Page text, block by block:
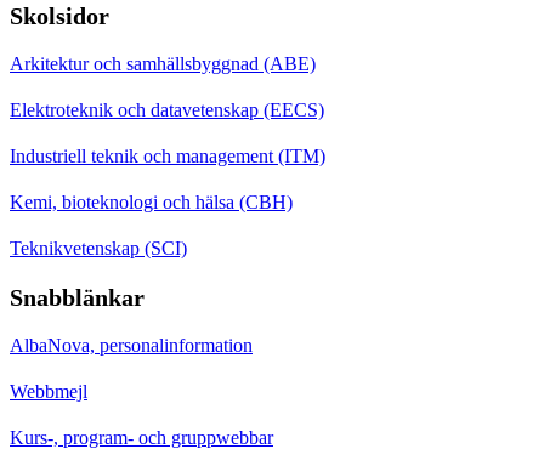
Skolsidor
Arkitektur och samhällsbyggnad (ABE)
Elektroteknik och datavetenskap (EECS)
Industriell teknik och management (ITM)
Kemi, bioteknologi och hälsa (CBH)
Teknikvetenskap (SCI)
Snabblänkar
AlbaNova, personalinformation
Webbmejl
Kurs-, program- och gruppwebbar